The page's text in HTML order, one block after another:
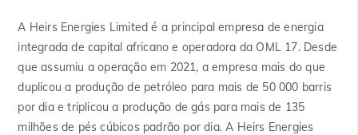
A Heirs Energies Limited é a principal empresa de energia
integrada de capital africano e operadora da OML 17. Desde
que assumiu a operação em 2021, a empresa mais do que
duplicou a produção de petróleo para mais de 50 000 barris
por dia e triplicou a produção de gás para mais de 135
milhões de pés cúbicos padrão por dia. A Heirs Energies